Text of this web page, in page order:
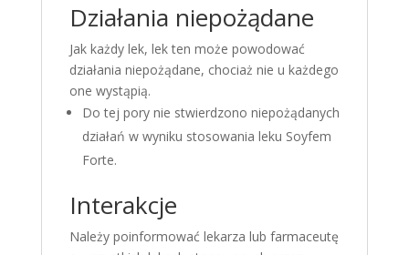
Działania niepożądane
Jak każdy lek, lek ten może powodować
działania niepożądane, chociaż nie u każdego
one wystąpią.
Do tej pory nie stwierdzono niepożądanych
działań w wyniku stosowania leku Soyfem
Forte.
Interakcje
Należy poinformować lekarza lub farmaceutę